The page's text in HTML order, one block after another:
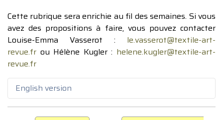
Cette rubrique sera enrichie au fil des semaines. Si vous
avez des propositions à faire, vous pouvez contacter
Louise-Emma Vasserot : le.vasserot@textile-art-
revue.fr ou Hélène Kugler : helene.kugler@textile-art-
revue.fr
English version